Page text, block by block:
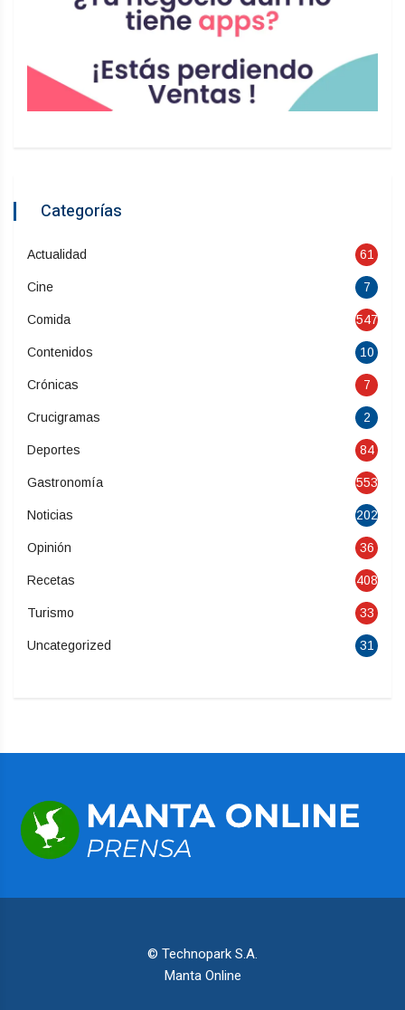
Categorías
Actualidad 61
Cine 7
Comida 547
Contenidos 10
Crónicas 7
Crucigramas 2
Deportes 84
Gastronomía 553
Noticias 202
Opinión 36
Recetas 408
Turismo 33
Uncategorized 31
© Technopark S.A.
Manta Online